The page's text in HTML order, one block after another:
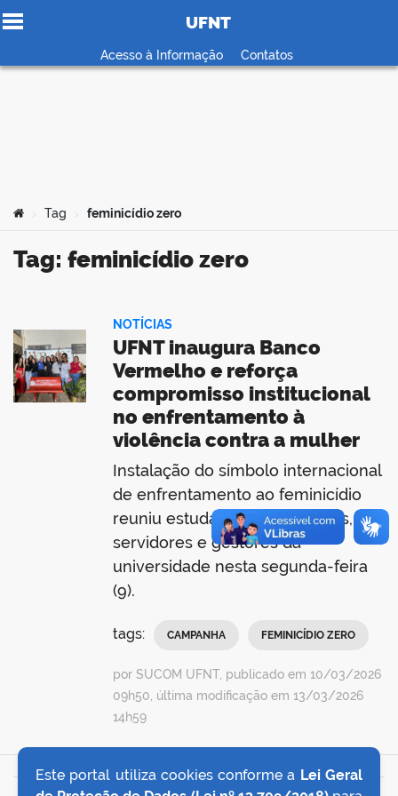
Ir para o conteúdo
UFNT
Acesso à Informação Contatos
Você está aqui:
Tag feminicídio zero
Tag: feminicídio zero
NOTÍCIAS
UFNT inaugura Banco
Vermelho e reforça
compromisso institucional
no enfrentamento à
violência contra a mulher
Instalação do símbolo internacional
de enfrentamento ao feminicídio
reuniu estudantes, professores,
servidores e gestores da
universidade nesta segunda-feira
(9).
tags: CAMPANHA FEMINICÍDIO ZERO
por SUCOM UFNT, publicado em 10/03/2026
09h50, última modificação em 13/03/2026
14h59
Este portal utiliza cookies conforme a Lei Geral